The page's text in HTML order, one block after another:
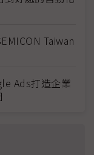
Taiwan
Ads打造企業